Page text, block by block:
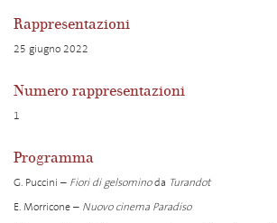
Rappresentazioni
25 giugno 2022
Numero rappresentazioni
1
Programma
G. Puccini – Fiori di gelsominoda Turandot
E. Morricone – Nuovo cinema Paradiso